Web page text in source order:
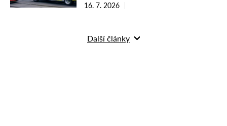
16. 7. 2026
Další články